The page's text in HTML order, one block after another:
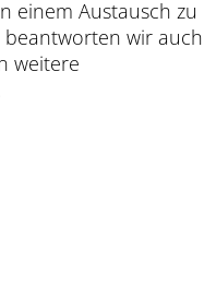
einem Austausch zu
wir auch
weitere